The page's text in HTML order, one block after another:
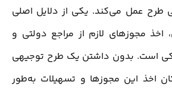
طرح عمل می‌کند. یکی از دلایل اصلی
اخذ مجوزهای لازم از مراجع دولتی و
است. بدون داشتن یک طرح توجیهی
اخذ این مجوزها و تسهیلات به‌طور